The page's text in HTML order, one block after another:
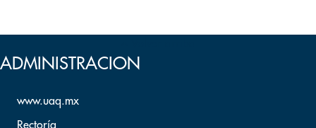
ADMINISTRACION
www.uaq.mx
Rectoría